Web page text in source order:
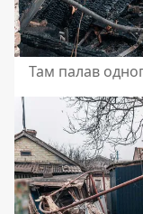
Там палав